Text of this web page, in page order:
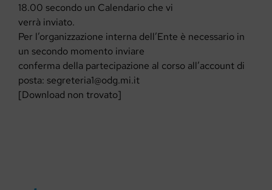
18.00 secondo un Calendario che vi
verrà inviato.
Per l’organizzazione interna dell’Ente è necessario in
un secondo momento inviare
conferma della partecipazione al corso all’account di
posta: segreteria1@odg.mi.it
[Download non trovato]